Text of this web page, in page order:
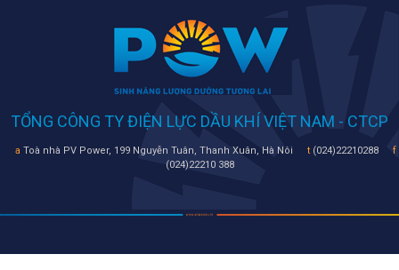
TỔNG CÔNG TY ĐIỆN LỰC DẦU KHÍ VIỆT NAM - CTCP
a Toà nhà PV Power, 199 Nguyễn Tuân, Thanh Xuân, Hà Nôi t(024)22210288
f
(024)22210 388